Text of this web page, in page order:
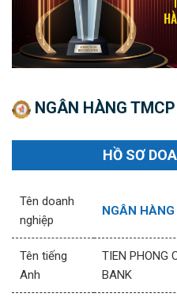
NGÂN HÀNG
HỒ SƠ
Tên doanh
nghiệp
NGÂN
Tên tiếng
Anh
TIEN PHONG
BANK